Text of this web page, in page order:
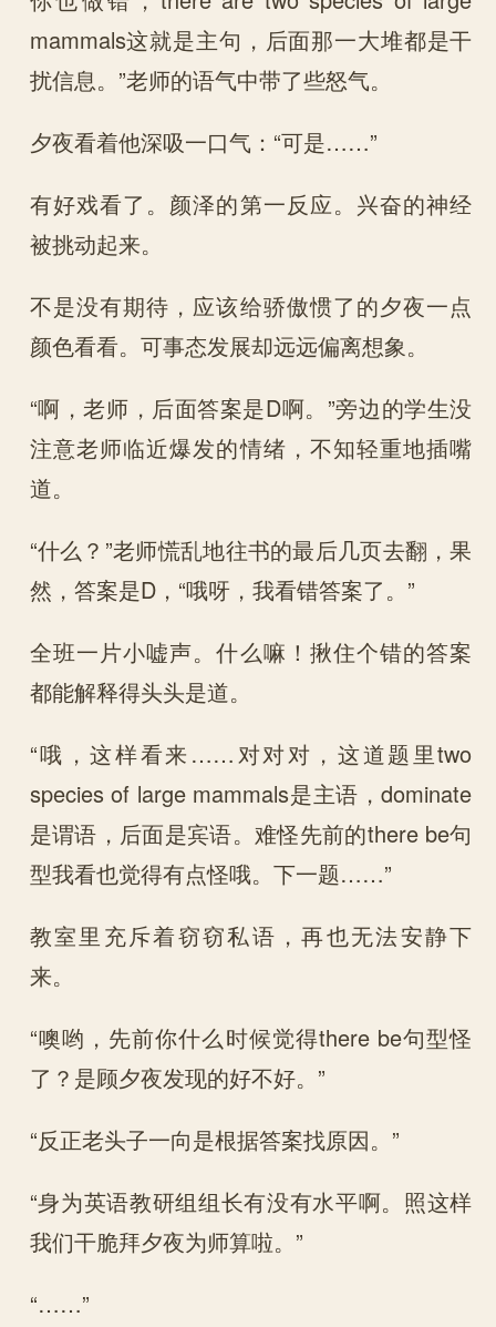
mammals这就是主句，后面那一大堆都是干
扰信息。”老师的语气中带了些怒气。
夕夜看着他深吸一口气：“可是……”
有好戏看了。颜泽的第一反应。兴奋的神经
被挑动起来。
不是没有期待，应该给骄傲惯了的夕夜一点
颜色看看。可事态发展却远远偏离想象。
“啊，老师，后面答案是D啊。”旁边的学生没
注意老师临近爆发的情绪，不知轻重地插嘴
道。
“什么？”老师慌乱地往书的最后几页去翻，果
然，答案是D，“哦呀，我看错答案了。”
全班一片小嘘声。什么嘛！揪住个错的答案
都能解释得头头是道。
“哦，这样看来……对对对，这道题里two
species of large mammals是主语，dominate
是谓语，后面是宾语。难怪先前的there be句
型我看也觉得有点怪哦。下一题……”
教室里充斥着窃窃私语，再也无法安静下
来。
“噢哟，先前你什么时候觉得there be句型怪
了？是顾夕夜发现的好不好。”
“反正老头子一向是根据答案找原因。”
“身为英语教研组组长有没有水平啊。照这样
我们干脆拜夕夜为师算啦。”
“……”